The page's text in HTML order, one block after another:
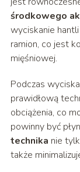
środkowego
wyciskanie
ramion, co jest
mięśniowej.
Podczas
prawidłową
obciążenia, co
powinny być
technika nie
także